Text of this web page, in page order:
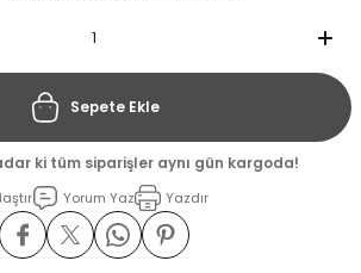
Sepete Ekle
ki tüm siparişler aynı gün kargoda!
Yorum Yaz Yazdır